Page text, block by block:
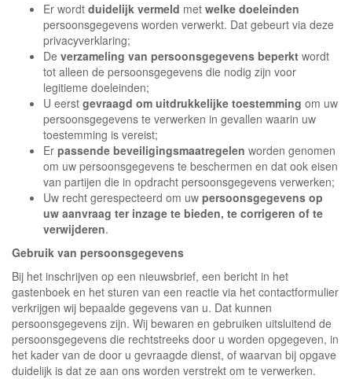
Er wordt duidelijk vermeld met welke doeleinden
persoonsgegevens worden verwerkt. Dat gebeurt via deze
privacyverklaring;
De verzameling van persoonsgegevens beperkt wordt
tot alleen de persoonsgegevens die nodig zijn voor
legitieme doeleinden;
U eerst gevraagd om uitdrukkelijke toestemming om uw
persoonsgegevens te verwerken in gevallen waarin uw
toestemming is vereist;
Er passende beveiligingsmaatregelen worden genomen
om uw persoonsgegevens te beschermen en dat ook eisen
van partijen die in opdracht persoonsgegevens verwerken;
Uw recht gerespecteerd om uw persoonsgegevens op
uw aanvraag ter inzage te bieden, te corrigeren of te
verwijderen.
Gebruik van persoonsgegevens
Bij het inschrijven op een nieuwsbrief, een bericht in het
gastenboek en het sturen van een reactie via het contactformulier
verkrijgen wij bepaalde gegevens van u. Dat kunnen
persoonsgegevens zijn. Wij bewaren en gebruiken uitsluitend de
persoonsgegevens die rechtstreeks door u worden opgegeven, in
het kader van de door u gevraagde dienst, of waarvan bij opgave
duidelijk is dat ze aan ons worden verstrekt om te verwerken.